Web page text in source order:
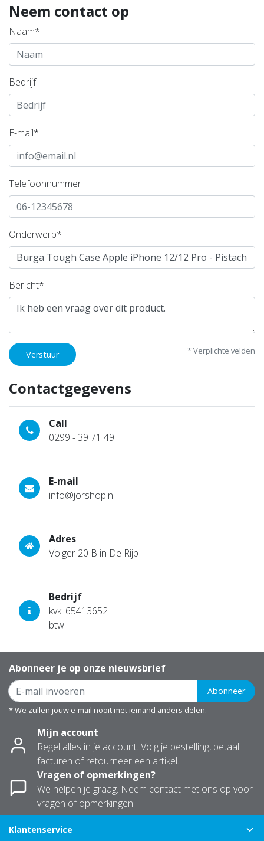
Neem contact op
Naam*
Bedrijf
E-mail*
Telefoonnummer
Onderwerp*
Bericht*
Verstuur * Verplichte velden
Contactgegevens
Call
0299 - 39 71 49
E-mail
info@jorshop.nl
Adres
Volger 20 B in De Rijp
Bedrijf
kvk: 65413652
btw:
Abonneer je op onze nieuwsbrief
Abonneer
* We zullen jouw e-mail nooit met iemand anders delen.
Mijn account
Regel alles in je account. Volg je bestelling, betaal
facturen of retourneer een artikel.
Vragen of opmerkingen?
We helpen je graag. Neem contact met ons op voor
vragen of opmerkingen.
Klantenservice